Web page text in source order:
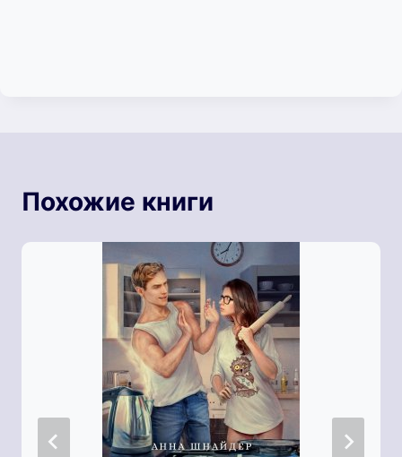
Похожие книги